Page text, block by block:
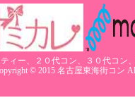
ィー、２０代コン、３０代コン
© 2015 名古屋東海街コン